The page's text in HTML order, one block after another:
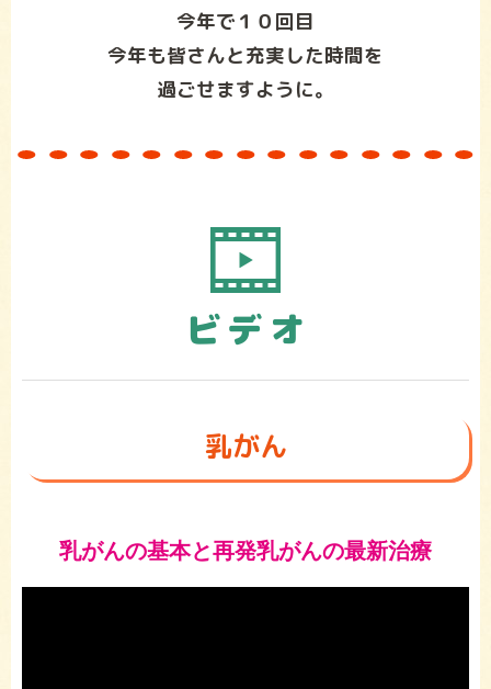
今年で１０回目
今年も皆さんと充実した時間を
過ごせますように。
ビデオ
乳がん
乳がんの基本と再発乳がんの最新治療